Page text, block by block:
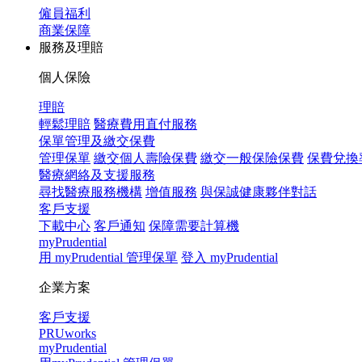
僱員福利
商業保障
服務及理賠
個人保險
理賠
輕鬆理賠 醫療費用直付服務
保單管理及繳交保費
管理保單 繳交個人壽險保費 繳交一般保險保費 保費兌換
醫療網絡及支援服務
尋找醫療服務機構 增值服務 與保誠健康夥伴對話
客戶支援
下載中心 客戶通知 保障需要計算機
myPrudential
用 myPrudential 管理保單 登入 myPrudential
企業方案
客戶支援
PRUworks
myPrudential